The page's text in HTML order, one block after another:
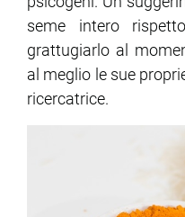
seme intero
grattugiarlo al
al meglio le sue
ricercatrice.